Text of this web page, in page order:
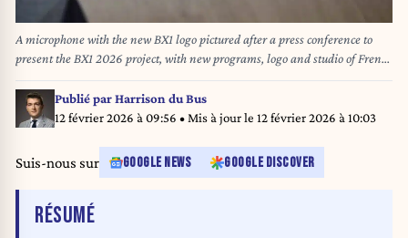
A microphone with the new BX1 logo pictured after a press conference to
present the BX1 2026 project, with new programs, logo and studio of French
speaking proximity television media BX1, in Brussels, Thursday 08
January 2026. BELGA PHOTO ERIC LALMAND
Publié parHarrison du Bus
12 février 2026 à 09:56 • Mis à jour le 12 février 2026 à 10:03
Suis-nous sur GOOGLE NEWS GOOGLE DISCOVER
RÉSUMÉDE L'ARTICLE